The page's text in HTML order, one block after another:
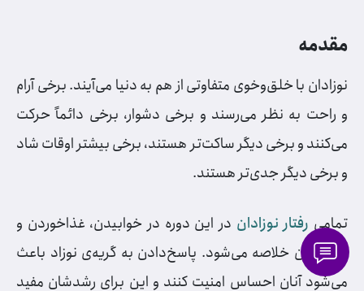
مقدمه
نوزادان با خلق‌وخوی متفاوتی از هم به دنیا می‌آیند. برخی آرام
و راحت به نظر می‌رسند و برخی دشوار، برخی دائماً حرکت
می‌کنند و برخی دیگر ساکت‌تر هستند، برخی بیشتر اوقات شاد
و برخی دیگر جدی‌تر هستند.
تمامی رفتار نوزادان در این دوره در خوابیدن، غذاخوردن و
گریه‌کردن خلاصه می‌شود. پاسخ‌دادن به گریه‌ی نوزاد باعث
می‌شود آنان احساس امنیت کنند و این برای رشدشان مفید